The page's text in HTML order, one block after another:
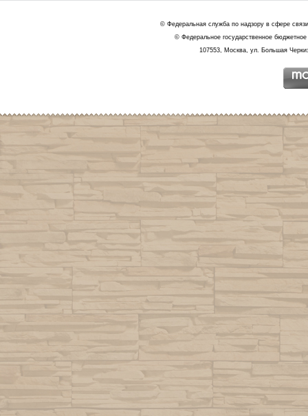
© Федеральная служба по надзору в сфере
© Федеральное государственное
107553, Москва, ул. Большая